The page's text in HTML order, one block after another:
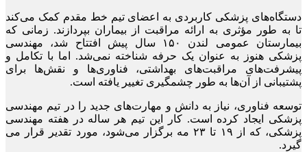
دستگاه‌های پزشکی کاربردی به اعضای تیم خط مقدم کمک می‌کند
تا به طور مؤثری به ارائه مراقبت از بیماران بپردازند. زمانی که
بیمارستان عمومی لندن ۱۵۰ سال پیش افتتاح شد، مهندسی
پزشکی هنوز به عنوان یک حرفه شناخته نمی‌شد. اما با تکامل و
پیشرفت‌های مراقبت‌های بهداشتی، فناوری‌ها و نقش‌ها برای
پشتیبانی از آن‌ها به طور چشمگیری تغییر یافته است.
توسعه فناوری، نیاز به دانش و مهارت‌های جدید را در تیم مهندسی
پزشکی ایجاد کرده است. کار این تیم هر ساله در هفته مهندسی
پزشکی، که از ۱۹ تا ۲۳ مه برگزار می‌شود، مورد تقدیر قرار می
گیرد.